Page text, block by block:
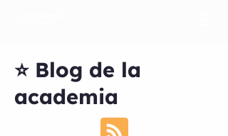
⭐ Blog de la
academia